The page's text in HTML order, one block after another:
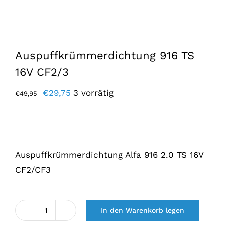
Auspuffkrümmerdichtung 916 TS
16V CF2/3
€49,95
Der
€49,95.
€29,75 Der
€29,75.
3 vorrätig
Auspuffkrümmerdichtung Alfa 916 2.0 TS 16V
CF2/CF3
Uitlaatspruitstuk
In den Warenkorb legen